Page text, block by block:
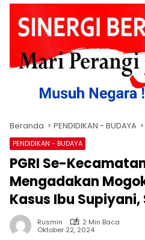
Beranda PENDIDIKAN - BUDAYA
PENDIDIKAN - BUDAYA
PGRI Se-
Mengadakan
Kasus Ibu Supiyani,
Rusmin
2 Min Baca
Oktober 22, 2024